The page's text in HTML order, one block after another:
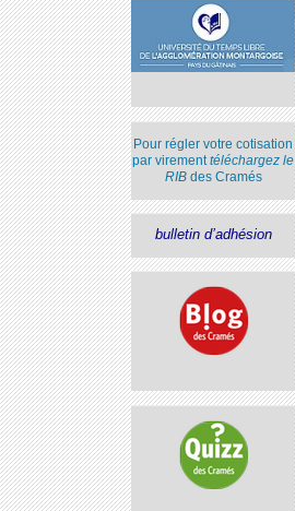
Pour régler votre cotisation
par virementtéléchargez le
RIBdes Cramés
bulletin d’adhésion